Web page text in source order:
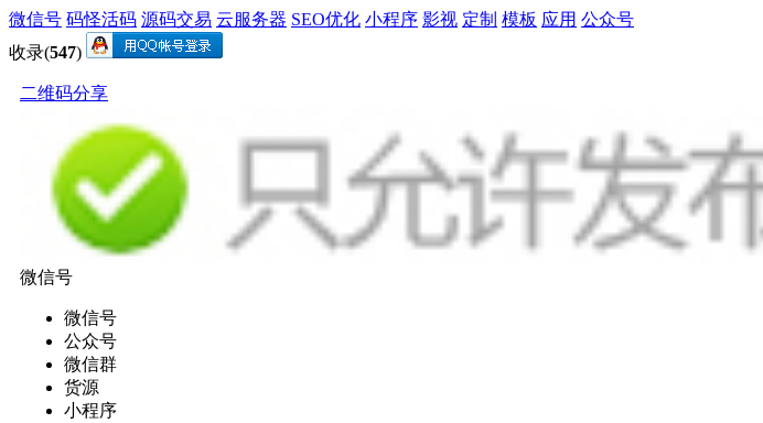
微信号 码怪活码 源码交易 云服务器 SEO优化 小程序 影视 定制 模板 应用 公众号
收录(547)
二维码分享
微信号
微信号
公众号
微信群
货源
小程序